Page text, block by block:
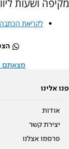
מקיפה ושעות
לקריאת
מצאתם
פנו אלינו
אודות
יצירת קשר
פרסמו אצלנו